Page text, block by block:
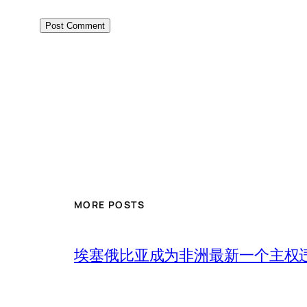
MORE POSTS
埃塞俄比亚成为非洲最新一个主权